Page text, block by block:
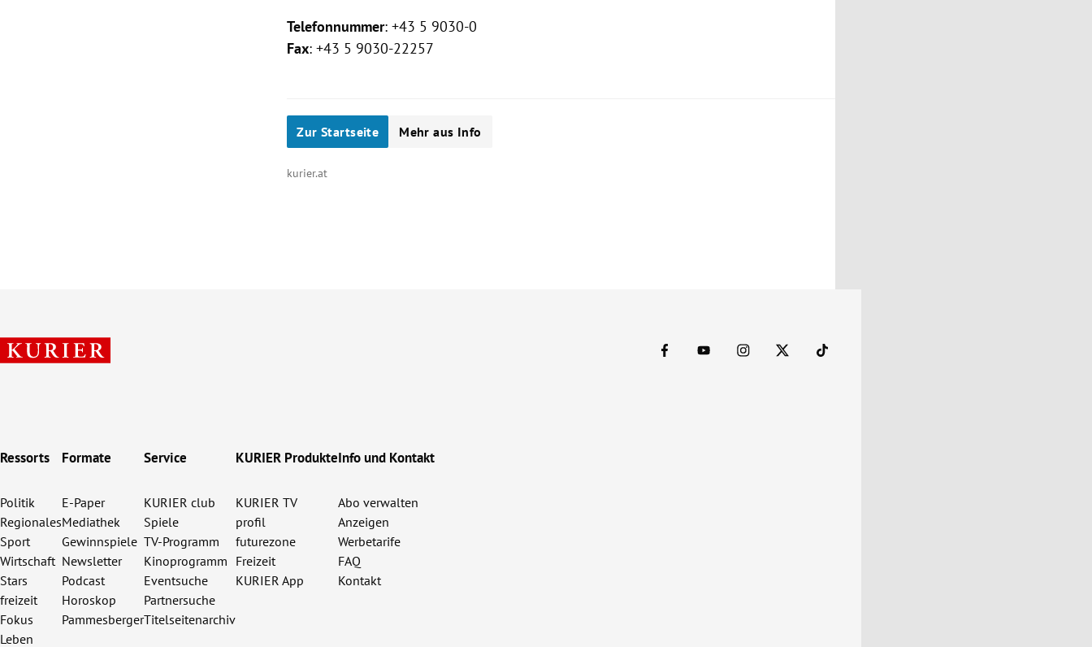
Telefonnummer: +43 5 9030-0
Fax: +43 5 9030-22257
Zur Startseite Mehr aus Info
kurier.at
Ressorts
Politik
Regionales
Sport
Wirtschaft
Stars
freizeit
Fokus
Leben
Formate
E-Paper
Mediathek
Gewinnspiele
Newsletter
Podcast
Horoskop
Pammesberger
Service
KURIER club
Spiele
TV-Programm
Kinoprogramm
Eventsuche
Partnersuche
Titelseitenarchiv
KURIER Produkte
KURIER TV
profil
futurezone
Freizeit
KURIER App
Info und Kontakt
Abo verwalten
Anzeigen
Werbetarife
FAQ
Kontakt